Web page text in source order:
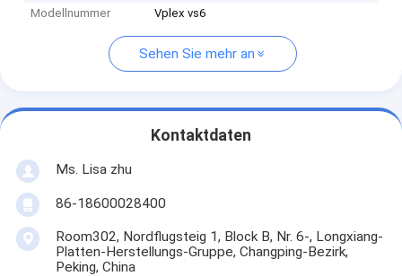
Modellnummer
Vplex vs6
Sehen Sie mehr an
Kontaktdaten
Ms. Lisa zhu
86-18600028400
Room302, Nordflugsteig 1, Block B, Nr. 6-, Longxiang-
Platten-Herstellungs-Gruppe, Changping-Bezirk,
Peking, China